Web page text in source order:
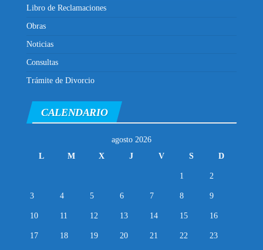
Libro de Reclamaciones
Obras
Noticias
Consultas
Trámite de Divorcio
CALENDARIO
agosto 2026
L
M X J V S D
1 2
3 4 5 6 7 8 9
10 11 12 13 14 15 16
17 18 19 20 21 22 23